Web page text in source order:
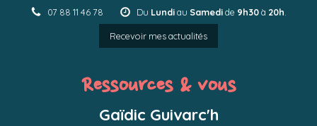
07 88 11 46 78 Du Lundiau Samedide 9h30à 20h
Recevoir mes actualités
Ressources & vous
Gaïdic Guivarc'h